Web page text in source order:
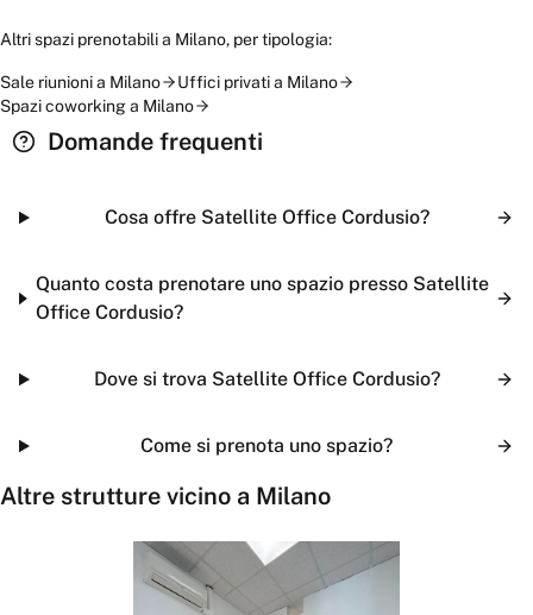
Altri spazi prenotabili a Milano, per tipologia:
Sale riunionia Milano Uffici privatia Milano
Spazi coworkinga Milano
Domande frequenti
Cosa offre Satellite Office Cordusio?
Quanto costa prenotare uno spazio presso Satellite
Office Cordusio?
Dove si trova Satellite Office Cordusio?
Come si prenota uno spazio?
Altre strutture vicino a Milano